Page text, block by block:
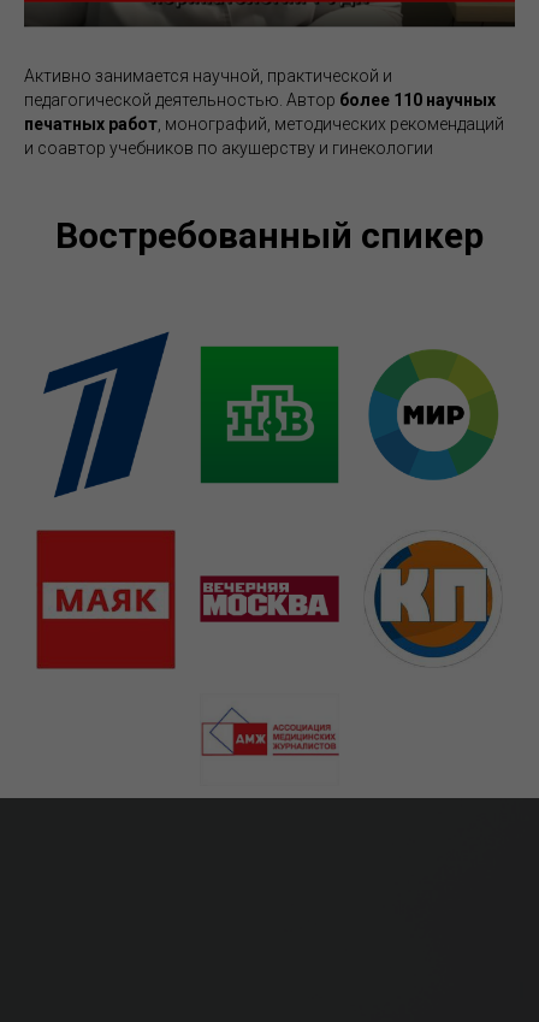
Активно занимается научной, практической и
педагогической деятельностью. Автор более 110 научных
печатных работ , монографий, методических рекомендаций
и соавтор учебников по акушерству и гинекологии
Востребованный спикер